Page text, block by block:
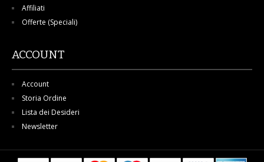
Affiliati
Offerte (Speciali)
ACCOUNT
Account
Storia Ordine
Lista dei Desideri
Newsletter